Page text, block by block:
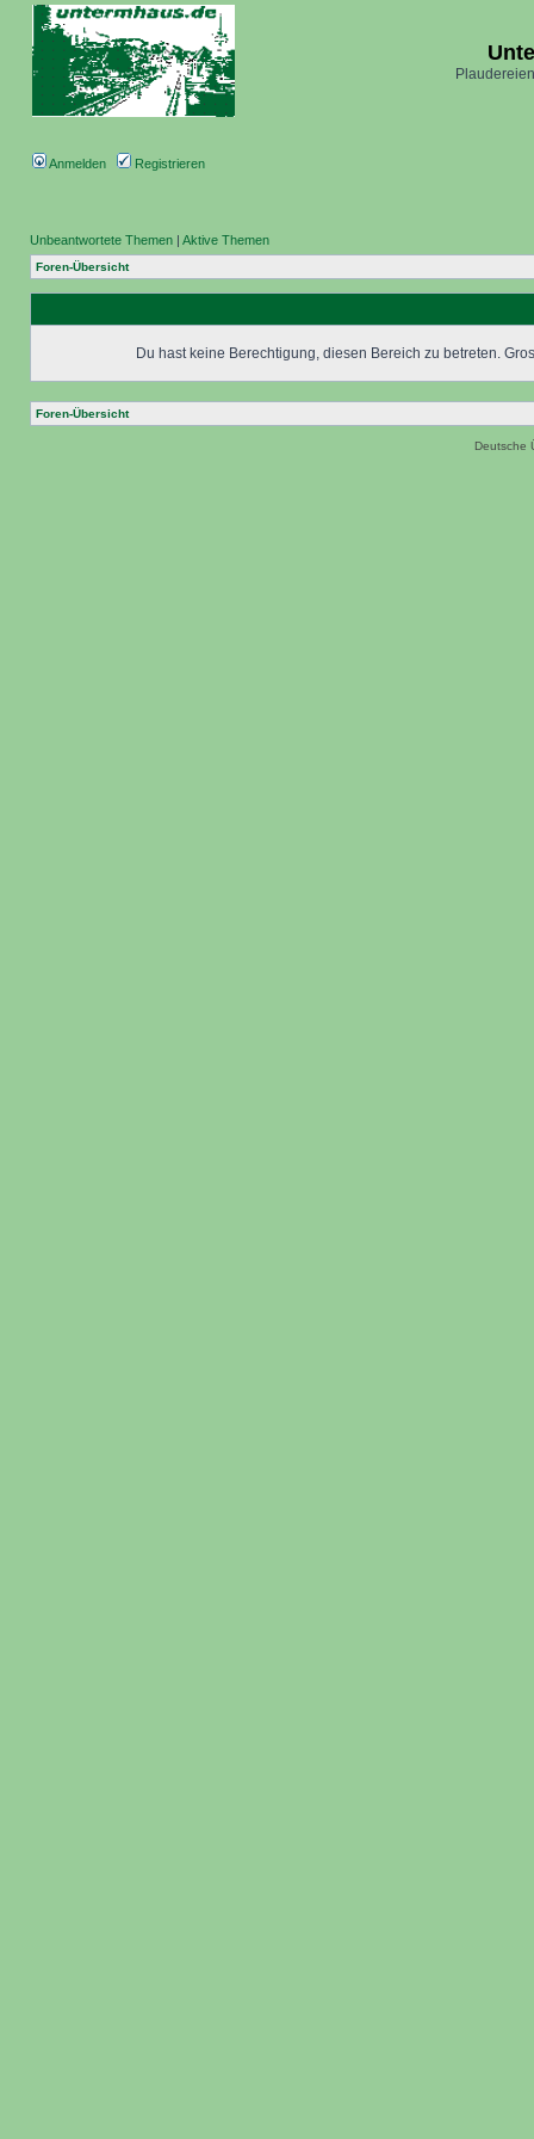
Anmelden Registrieren
Unbeantwortete Themen | Aktive Themen
Foren-Übersicht
Du hast keine Berechtigung, diesen Bereich zu betreten.
Foren-Übersicht
Deutsche